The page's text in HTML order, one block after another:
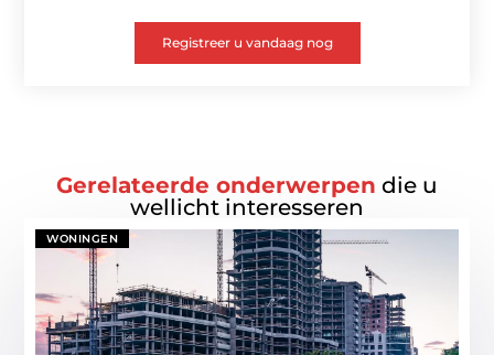
Registreer u vandaag nog
Gerelateerde onderwerpen die u
wellicht interesseren
WONINGEN